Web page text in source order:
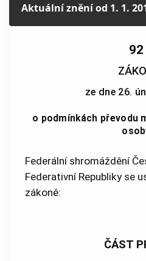
Aktuální zněníod 1. 1.
92
ze dne 26.
o podmínkách převodu
Federální shromáždění
Federativní Republiky se
zákoně:
ČÁST